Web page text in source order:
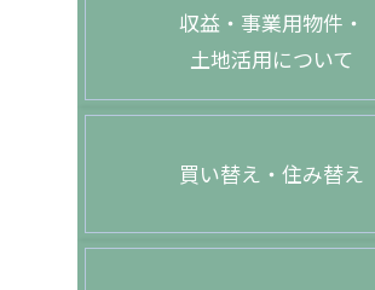
収益・事業用物件・
土地活用について
買い替え・住み替え